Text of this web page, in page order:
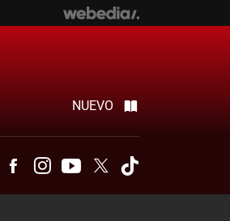
NUEVO
TelegramFacebookInstagramYoutubeTwitter